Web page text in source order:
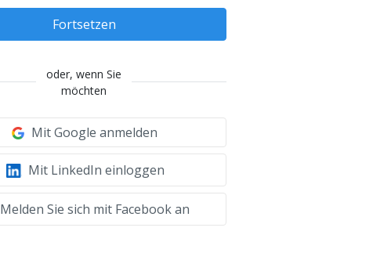
Fortsetzen
oder, wenn Sie
möchten
Mit Google anmelden
Mit LinkedIn einloggen
Melden Sie sich mit Facebook an